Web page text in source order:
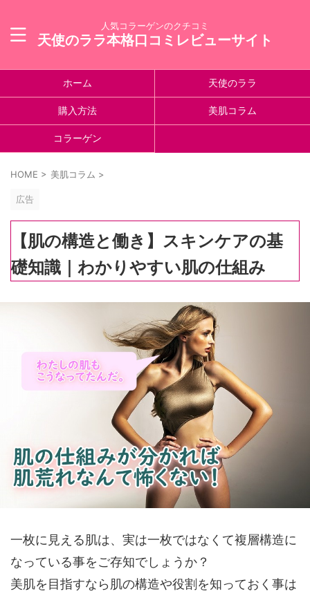
人気コラーゲンのクチコミ
天使のララ本格口コミレビューサイト
ホーム 天使のララ
購入方法 美肌コラム
コラーゲン
HOME > 美肌コラム >
広告
【肌の構造と働き】スキンケアの基
礎知識｜わかりやすい肌の仕組み
一枚に見える肌は、実は一枚ではなくて複層構造に
なっている事をご存知でしょうか？
美肌を目指すなら肌の構造や役割を知っておく事は